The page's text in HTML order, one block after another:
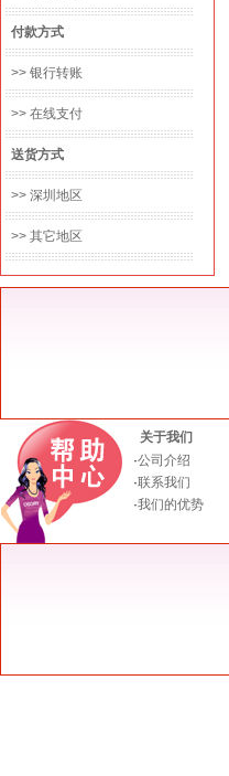
付款方式
>> 银行转账
>> 在线支付
送货方式
>> 深圳地区
>> 其它地区
关于我们
·公司介绍
·联系我们
·我们的优势